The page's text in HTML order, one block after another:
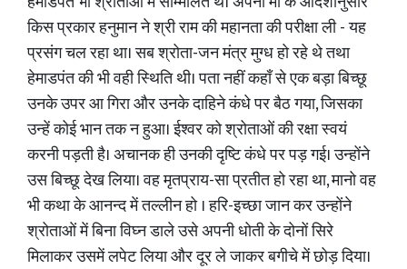
किस प्रकार हनुमान ने श्री राम की महानता की परीक्षा ली - यह
प्रसंग चल रहा था। सब श्रोता-जन मंत्र मुग्ध हो रहे थे तथा
हेमाडपंत की भी वही स्थिति थी। पता नहीं कहाँ से एक बड़ा बिच्छू
उनके उपर आ गिरा और उनके दाहिने कंधे पर बैठ गया, जिसका
उन्हें कोई भान तक न हुआ। ईश्वर को श्रोताओं की रक्षा स्वयं
करनी पड़ती है। अचानक ही उनकी दृष्टि कंधे पर पड़ गई। उन्होंने
उस बिच्छू देख लिया। वह मृतप्राय-सा प्रतीत हो रहा था, मानो वह
भी कथा के आनन्द में तल्लीन हो । हरि-इच्छा जान कर उन्होंने
श्रोताओं में बिना विघ्न डाले उसे अपनी धोती के दोनों सिरे
मिलाकर उसमें लपेट लिया और दूर ले जाकर बगीचे में छोड़ दिया।